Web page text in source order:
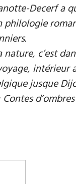
Decerf a
philologie
c’est
intérieur
jusque
Contes